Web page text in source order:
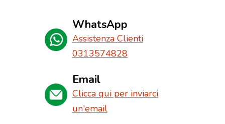
WhatsApp
Assistenza Clienti
0313574828
Email
Clicca qui per inviarci
un'email